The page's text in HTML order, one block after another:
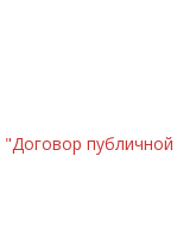
"Договор публичной